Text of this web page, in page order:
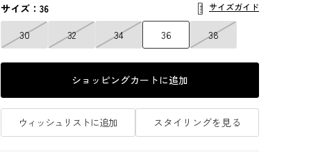
サイズ：36 サイズガイド
30 32 34 36 38
ショッピングカートに追加
ウィッシュリストに追加 スタイリングを見る